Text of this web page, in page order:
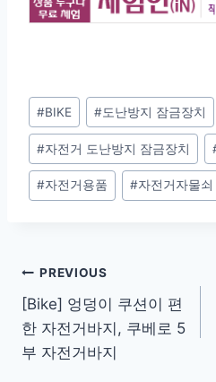
Post
Tags:
#BIKE #도난방지 잠금장치
#자전거 도난방지 잠금장치
#자전거용품 #자전거자물쇠
Post
navigation
PREVIOUS
[Bike] 엉덩이 쿠션이 편
한 자전거바지, 쿠베로 5
부 자전거바지